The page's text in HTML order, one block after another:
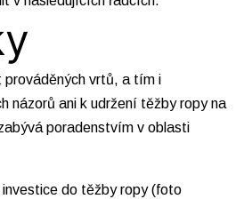
vrtů, a tím i
názorů ani k udržení těžby ropy na
poradenstvím v oblasti
investice do těžby ropy (foto